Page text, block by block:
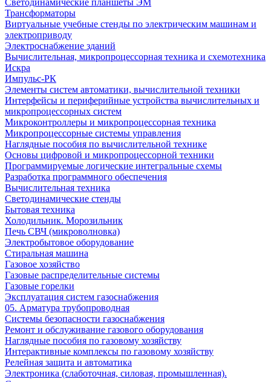
Светодинамические планшеты ЭМ
Трансформаторы
Виртуальные учебные стенды по электрическим машинам и
электроприводу
Электроснабжение зданий
Вычислительная, микропроцессорная техника и схемотехника
Искра
Импульс-РК
Элементы систем автоматики, вычислительной техники
Интерфейсы и периферийные устройства вычислительных и
микропроцессорных систем
Микроконтроллеры и микропроцессорная техника
Микропроцессорные системы управления
Наглядные пособия по вычислительной технике
Основы цифровой и микропроцессорной техники
Программируемые логические интегральные схемы
Разработка программного обеспечения
Вычислительная техника
Светодинамические стенды
Бытовая техника
Холодильник. Морозильник
Печь СВЧ (микроволновка)
Электробытовое оборудование
Стиральная машина
Газовое хозяйство
Газовые распределительные системы
Газовые горелки
Эксплуатация систем газоснабжения
05. Арматура трубопроводная
Системы безопасности газоснабжения
Ремонт и обслуживание газового оборудования
Наглядные пособия по газовому хозяйству
Интерактивные комплексы по газовому хозяйству
Релейная защита и автоматика
Электроника (слаботочная, силовая, промышленная).